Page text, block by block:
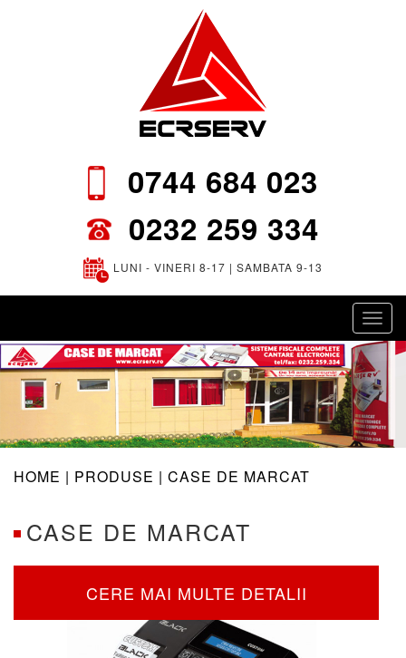
0744 684 023
0232 259 334
LUNI - VINERI 8-17 | SAMBATA 9-13
HOME | PRODUSE | CASE DE MARCAT
CASE DE MARCAT
CERE MAI MULTE DETALII